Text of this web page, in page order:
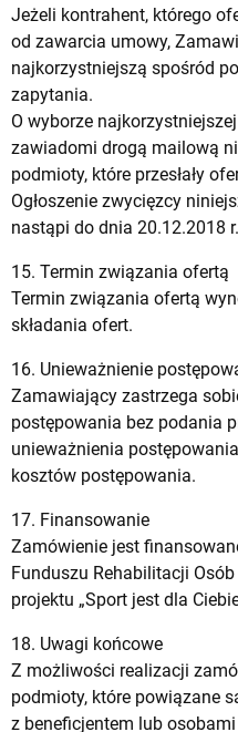
Jeżeli kontrahent, którego
od zawarcia umowy,
najkorzystniejszą spośród
zapytania.
O wyborze
zawiadomi drogą mailową
podmioty, które przesłały
Ogłoszenie zwycięzcy
nastąpi do dnia 20.12.2018 r.
15. Termin związania ofertą
Termin związania ofertą
składania ofert.
16. Unieważnienie
Zamawiający zastrzega
postępowania bez podania
unieważnienia
kosztów postępowania.
17. Finansowanie
Zamówienie jest
Funduszu Rehabilitacji
projektu „Sport jest dla
18. Uwagi końcowe
Z możliwości realizacji
podmioty, które powiązane
z beneficjentem lub